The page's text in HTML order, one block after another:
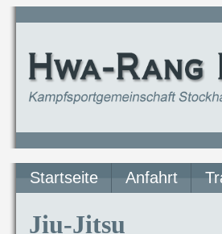
Startseite Anfahrt
Jiu-Jitsu